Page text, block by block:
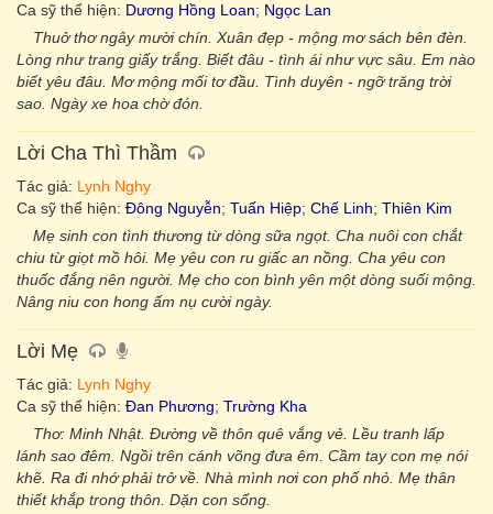
Ca sỹ thể hiện: Dương Hồng Loan; Ngọc Lan
Thuở thơ ngây mười chín. Xuân đẹp - mộng mơ sách bên đèn.
Lòng như trang giấy trắng. Biết đâu - tình ái như vực sâu. Em nào
biết yêu đâu. Mơ mộng mối tơ đầu. Tình duyên - ngỡ trăng trời
sao. Ngày xe hoa chờ đón.
Lời Cha Thì Thầm
Tác giả: Lynh Nghy
Ca sỹ thể hiện: Đông Nguyễn; Tuấn Hiệp; Chế Linh; Thiên Kim
Mẹ sinh con tình thương từ dòng sữa ngọt. Cha nuôi con chắt
chiu từ giọt mồ hôi. Mẹ yêu con ru giấc an nồng. Cha yêu con
thuốc đắng nên người. Mẹ cho con bình yên một dòng suối mộng.
Nâng niu con hong ấm nụ cười ngày.
Lời Mẹ
Tác giả: Lynh Nghy
Ca sỹ thể hiện: Đan Phương; Trường Kha
Thơ: Minh Nhật. Đường về thôn quê vắng vẻ. Lều tranh lấp
lánh sao đêm. Ngồi trên cánh võng đưa êm. Cầm tay con mẹ nói
khẽ. Ra đi nhớ phải trở về. Nhà mình nơi con phố nhỏ. Mẹ thân
thiết khắp trong thôn. Dặn con sống.